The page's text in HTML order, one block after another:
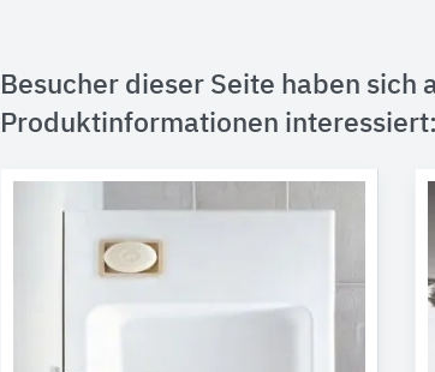
Besucher dieser Seite haben sich
Produktinformationen interessiert: